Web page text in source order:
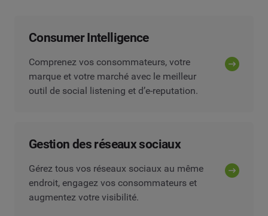
Consumer Intelligence
Comprenez vos consommateurs, votre
marque et votre marché avec le meilleur
outil de social listening et d’e-reputation.
Gestion des réseaux sociaux
Gérez tous vos réseaux sociaux au même
endroit, engagez vos consommateurs et
augmentez votre visibilité.